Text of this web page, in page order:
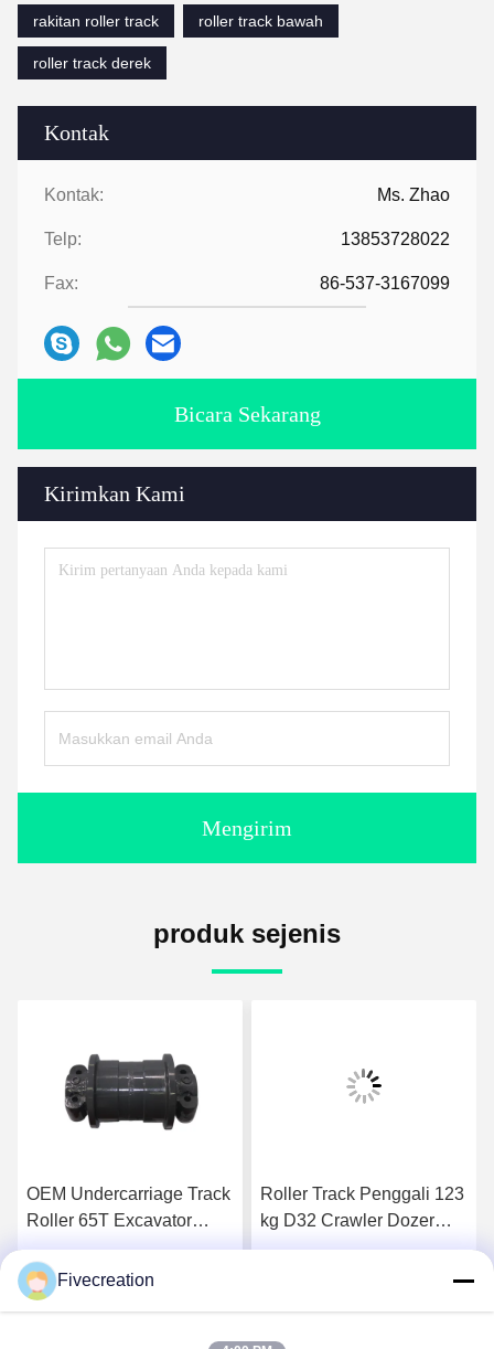
Kontak
Kontak: Ms. Zhao
Telp: 13853728022
Fax: 86-537-3167099
Bicara Sekarang
Kirimkan Kami
Mengirim
rakitan roller track
roller track bawah
roller track derek
produk sejenis
OEM Undercarriage Track
Roller 65T Excavator
Track Roller Warna Abu-
abu
Roller Track Penggali 123
kg D32 Crawler Dozer
Track Roller Permukaan
Fivecreation